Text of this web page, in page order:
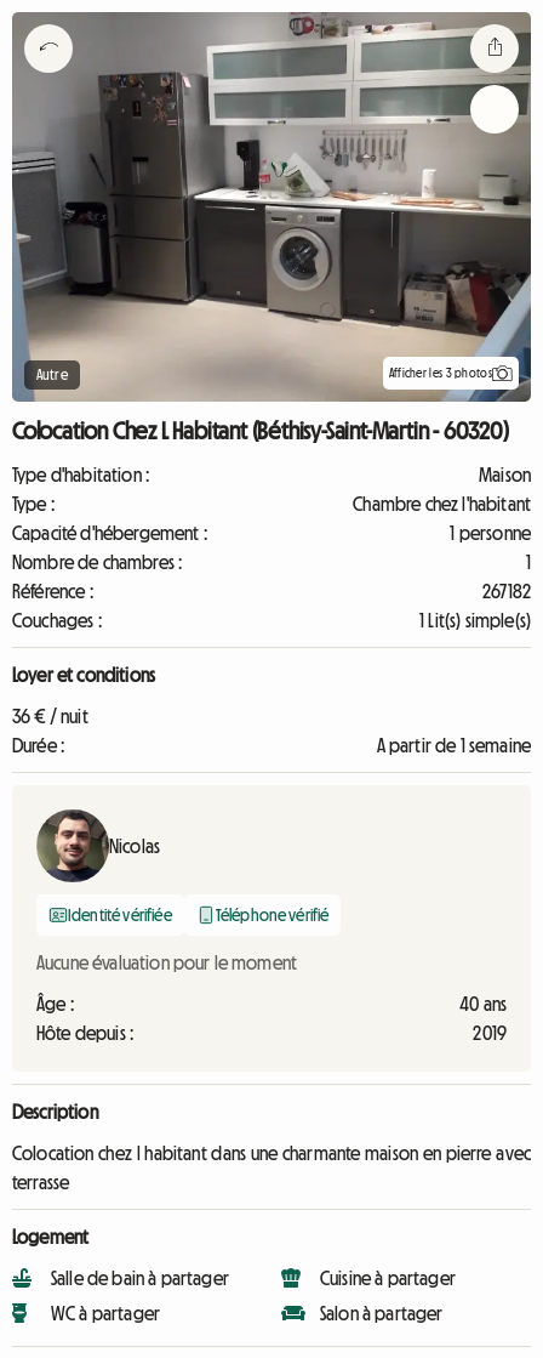
Autre Afficher les 3 photos
Colocation Chez L Habitant (Béthisy-Saint-Martin - 60320)
Type d'habitation :
Maison
Type :
Chambre chez l'habitant
Capacité d'hébergement :
1 personne
Nombre de chambres :
1
Référence :
267182
Couchages :
1 Lit(s) simple(s)
Loyer et conditions
36 € / nuit
Durée :
A partir de 1 semaine
Nicolas
Identité vérifiée Téléphone vérifié
Aucune évaluation pour le moment
Âge :
40 ans
Hôte depuis :
2019
Description
Colocation chez l habitant dans une charmante maison en pierre avec
terrasse
Logement
Salle de bain à partager
WC à partager
Cuisine à partager
Salon à partager